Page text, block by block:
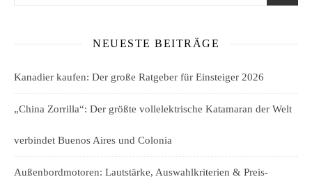
NEUESTE BEITRÄGE
Kanadier kaufen: Der große Ratgeber für Einsteiger 2026
„China Zorrilla“: Der größte vollelektrische Katamaran der Welt
verbindet Buenos Aires und Colonia
Außenbordmotoren: Lautstärke, Auswahlkriterien & Preis-